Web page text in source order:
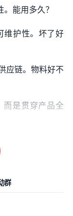
。能用多久？
维护性。坏了好
应链。物料好不
而是贯穿产品全
75%
群